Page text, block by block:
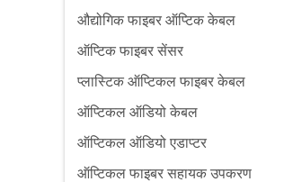
औद्योगिक फाइबर ऑप्टिक केबल
ऑप्टिक फाइबर सेंसर
प्लास्टिक ऑप्टिकल फाइबर केबल
ऑप्टिकल ऑडियो केबल
ऑप्टिकल ऑडियो एडाप्टर
ऑप्टिकल फाइबर सहायक उपकरण